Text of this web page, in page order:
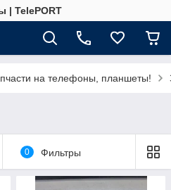
| TelePORT
на телефоны, планшеты!
0 Фильтры